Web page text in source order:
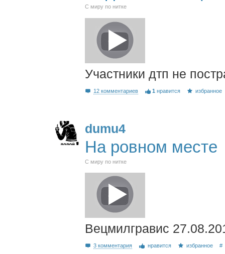
С миру по нитке
Участники дтп не
12 комментариев 1 нравится избранное
dumu4
На ровном месте
С миру по нитке
Вецмилгравис
3 комментария нравится избранное #